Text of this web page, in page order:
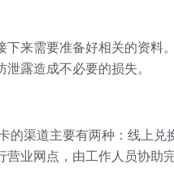
下来需要准备好相关的资
露造成不必要的损失。
的渠道主要有两种：线上
业网点，由工作人员协助